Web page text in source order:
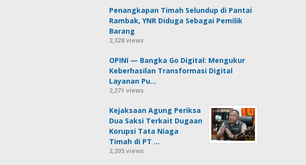
Penangkapan Timah Selundup di Pantai
Rambak, YNR Diduga Sebagai Pemilik
Barang
2,328 views
OPINI — Bangka Go Digital: Mengukur
Keberhasilan Transformasi Digital
Layanan Pu…
2,271 views
Kejaksaan Agung Periksa
Dua Saksi Terkait Dugaan
Korupsi Tata Niaga
Timah di PT …
2,205 views